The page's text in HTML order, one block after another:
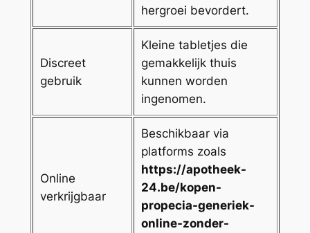
hergroei bevordert.
Discreet
gebruik
Kleine tabletjes die
gemakkelijk thuis
kunnen worden
ingenomen.
Online
verkrijgbaar
Beschikbaar via
platforms zoals
https://apotheek-
24.be/kopen-
propecia-generiek-
online-zonder-